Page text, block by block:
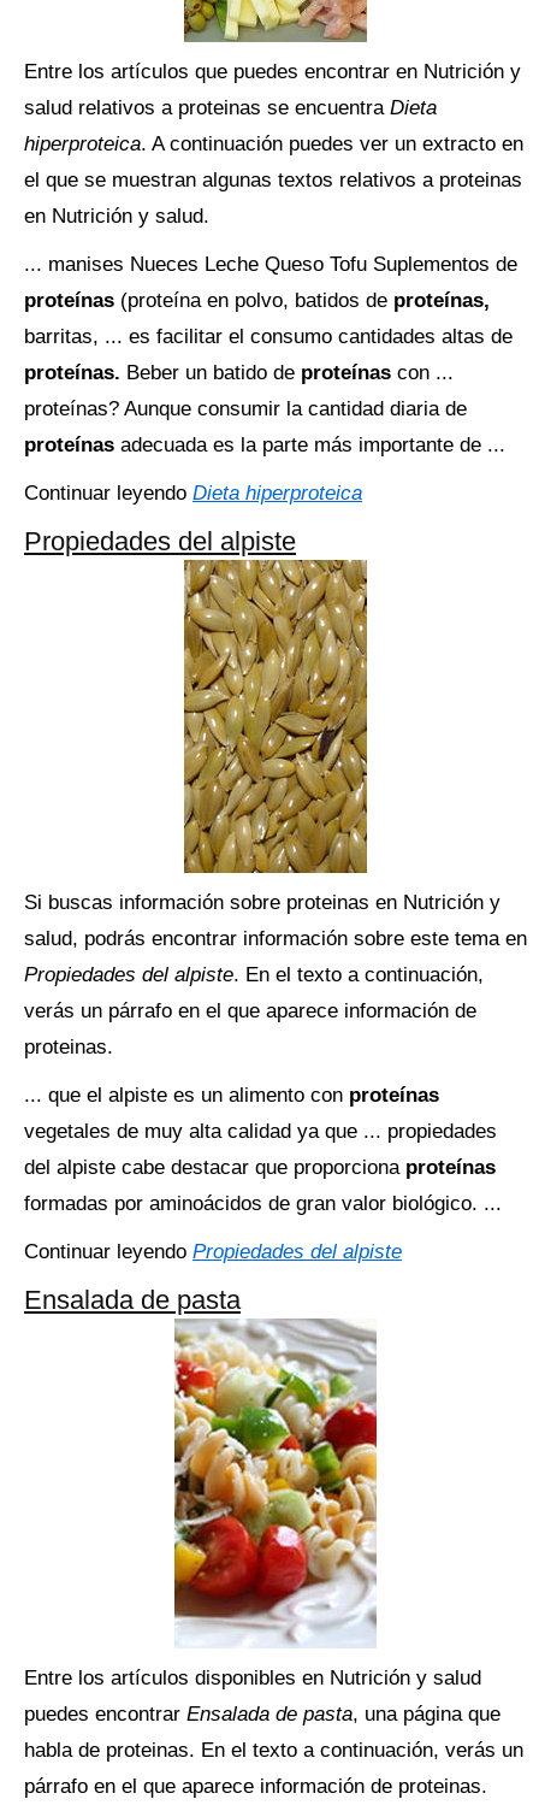
Entre los artículos que puedes encontrar en Nutrición y
salud relativos a proteinas se encuentra Dieta
hiperproteica. A continuación puedes ver un extracto en
el que se muestran algunas textos relativos a proteinas
en Nutrición y salud.
... manises Nueces Leche Queso Tofu Suplementos de
proteínas (proteína en polvo, batidos de proteínas,
barritas, ... es facilitar el consumo cantidades altas de
proteínas. Beber un batido de proteínas con ...
proteínas? Aunque consumir la cantidad diaria de
proteínas adecuada es la parte más importante de ...
Continuar leyendo Dieta hiperproteica
Propiedades del alpiste
Si buscas información sobre proteinas en Nutrición y
salud, podrás encontrar información sobre este tema en
Propiedades del alpiste. En el texto a continuación,
verás un párrafo en el que aparece información de
proteinas.
... que el alpiste es un alimento con proteínas
vegetales de muy alta calidad ya que ... propiedades
del alpiste cabe destacar que proporciona proteínas
formadas por aminoácidos de gran valor biológico. ...
Continuar leyendo Propiedades del alpiste
Ensalada de pasta
Entre los artículos disponibles en Nutrición y salud
puedes encontrar Ensalada de pasta, una página que
habla de proteinas. En el texto a continuación, verás un
párrafo en el que aparece información de proteinas.